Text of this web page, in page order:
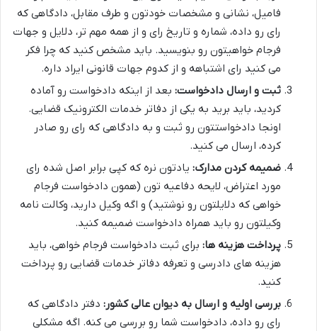
فامیل، نشانی و مشخصات خودتون و طرف مقابل، دادگاهی که
رای رو داده، شماره و تاریخ رای و از همه مهم تر، دلایل و جهات
فرجام خواهیتون رو بنویسید. باید مشخص کنید که چرا فکر
می کنید رای اشتباهه و از کدوم جهات قانونی ایراد داره.
ثبت و ارسال دادخواست: بعد از اینکه دادخواست رو آماده
کردید، باید برید به یکی از دفاتر خدمات الکترونیک قضایی.
اونجا دادخواستتون رو ثبت و به دادگاهی که رای رو صادر
کرده، ارسال می کنید.
ضمیمه کردن مدارک: یادتون نره که کپی برابر اصل شده رای
مورد اعتراض، لایحه دفاعیه تون (همون دادخواست فرجام
خواهی که دلایلتون رو نوشتید) و اگه وکیل دارید، وکالت نامه
وکیلتون رو باید همراه دادخواست ضمیمه کنید.
پرداخت هزینه ها: برای ثبت دادخواست فرجام خواهی، باید
هزینه های دادرسی و تعرفه دفاتر خدمات قضایی رو پرداخت
کنید.
بررسی اولیه و ارسال به دیوان عالی کشور: دفتر دادگاهی که
رای رو داده، دادخواست شما رو بررسی می کنه. اگه مشکلی